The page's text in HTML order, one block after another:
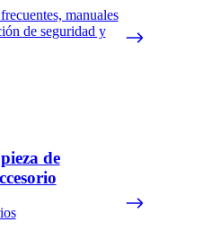
manuales
de seguridad y
de